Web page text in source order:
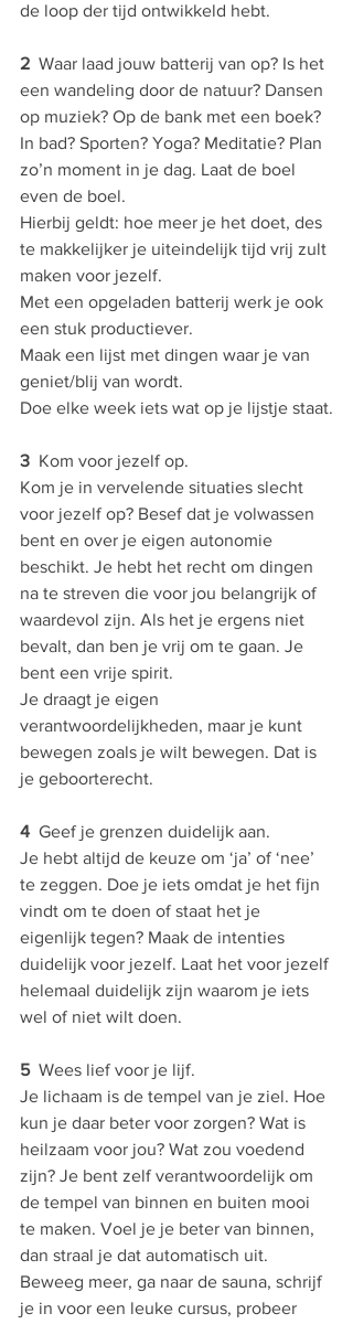
de loop der tijd ontwikkeld hebt.
2 Waar laad jouw batterij van op? Is het
een wandeling door de natuur? Dansen
op muziek? Op de bank met een boek?
In bad? Sporten? Yoga? Meditatie? Plan
zo’n moment in je dag. Laat de boel
even de boel.
Hierbij geldt: hoe meer je het doet, des
te makkelijker je uiteindelijk tijd vrij zult
maken voor jezelf.
Met een opgeladen batterij werk je ook
een stuk productiever.
Maak een lijst met dingen waar je van
geniet/blij van wordt.
Doe elke week iets wat op je lijstje staat.
3
  Kom voor jezelf op.
Kom je in vervelende situaties slecht
voor jezelf op? Besef dat je volwassen
bent en over je eigen autonomie
beschikt. Je hebt het recht om dingen
na te streven die voor jou belangrijk of
waardevol zijn. Als het je ergens niet
bevalt, dan ben je vrij om te gaan. Je
bent een vrije spirit.
Je draagt je eigen
verantwoordelijkheden, maar je kunt
bewegen zoals je wilt bewegen. Dat is
je geboorterecht.
4 Geef je grenzen duidelijk aan.
Je hebt altijd de keuze om ‘ja’ of ‘nee’
te zeggen. Doe je iets omdat je het fijn
vindt om te doen of staat het je
eigenlijk tegen? Maak de intenties
duidelijk voor jezelf. Laat het voor jezelf
helemaal duidelijk zijn waarom je iets
wel of niet wilt doen.
5
  Wees lief voor je lijf.
Je lichaam is de tempel van je ziel. Hoe
kun je daar beter voor zorgen? Wat is
heilzaam voor jou? Wat zou voedend
zijn? Je bent zelf verantwoordelijk om
de tempel van binnen en buiten mooi
te maken. Voel je je beter van binnen,
dan straal je dat automatisch uit.
Beweeg meer, ga naar de sauna, schrijf
je in voor een leuke cursus, probeer